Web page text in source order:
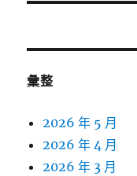
篇
章:
彙整
2026 年 5 月
2026 年 4 月
2026 年 3 月